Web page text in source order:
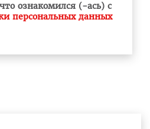
ознакомился (-ась) с
персональных данных